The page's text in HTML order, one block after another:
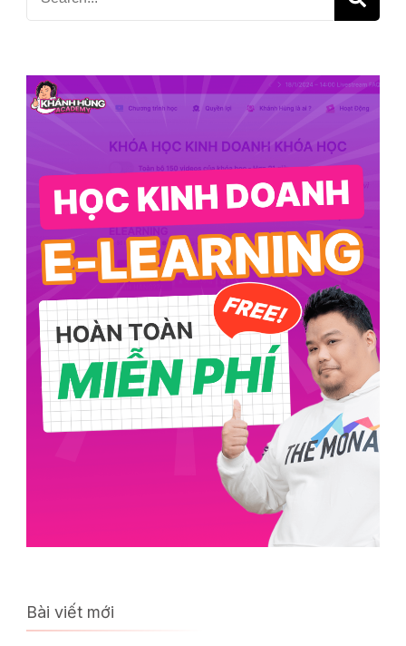
for:
Bài viết mới